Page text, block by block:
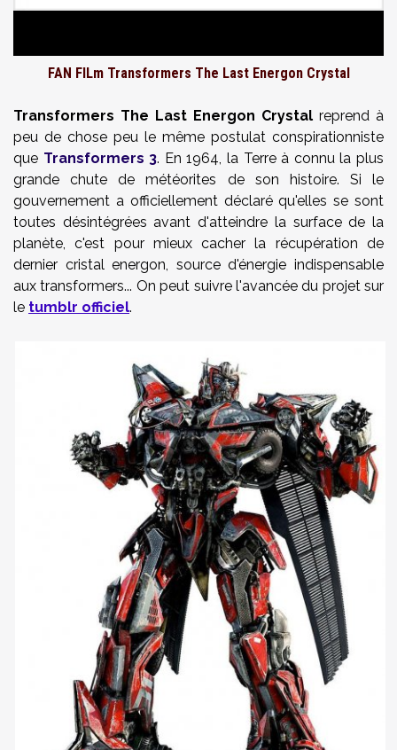
FAN FILm Transformers The Last Energon Crystal
Transformers The Last Energon Crystal reprend à
peu de chose peu le même postulat conspirationniste
que Transformers 3. En 1964, la Terre à connu la plus
grande chute de météorites de son histoire. Si le
gouvernement a officiellement déclaré qu'elles se sont
toutes désintégrées avant d'atteindre la surface de la
planète, c'est pour mieux cacher la récupération de
dernier cristal energon, source d'énergie indispensable
aux transformers... On peut suivre l'avancée du projet sur
le tumblr officiel.